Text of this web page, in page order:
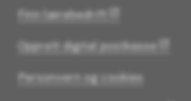
Finn lærebedrift
Opprett digital postkasse
Personvern og cookies